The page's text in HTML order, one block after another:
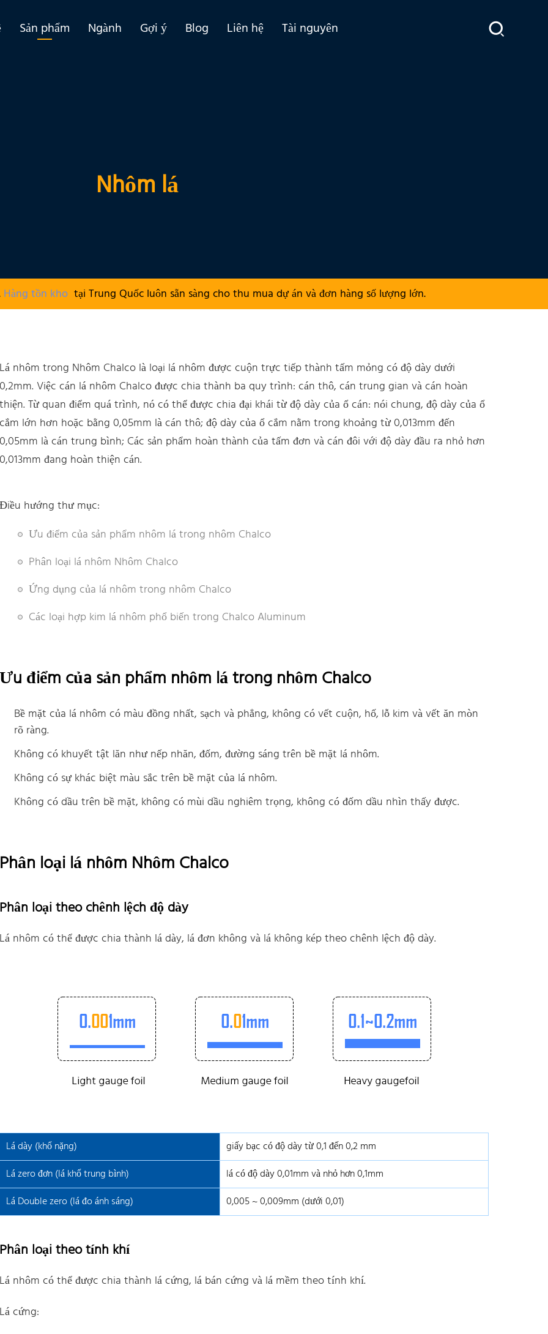
Sản phẩm Ngành Gợi ý Blog Liên hệ Tài nguyên
Nhôm lá
Hàng tồn kho tại Trung Quốc luôn sẵn sàng cho thu mua dự án và đơn hàng số lượng lớn.
Lá nhôm trong Nhôm Chalco là loại lá nhôm được cuộn trực tiếp thành tấm mỏng có độ dày dưới
0,2mm. Việc cán lá nhôm Chalco được chia thành ba quy trình: cán thô, cán trung gian và cán hoàn
thiện. Từ quan điểm quá trình, nó có thể được chia đại khái từ độ dày của ổ cán: nói chung, độ dày của ổ
cắm lớn hơn hoặc bằng 0,05mm là cán thô; độ dày của ổ cắm nằm trong khoảng từ 0,013mm đến
0,05mm là cán trung bình; Các sản phẩm hoàn thành của tấm đơn và cán đôi với độ dày đầu ra nhỏ hơn
0,013mm đang hoàn thiện cán.
Điều hướng thư mục:
Ưu điểm của sản phẩm nhôm lá trong nhôm Chalco
Phân loại lá nhôm Nhôm Chalco
Ứng dụng của lá nhôm trong nhôm Chalco
Các loại hợp kim lá nhôm phổ biến trong Chalco Aluminum
Ưu điểm của sản phẩm nhôm lá trong nhôm Chalco
Bề mặt của lá nhôm có màu đồng nhất, sạch và phẳng, không có vết cuộn, hố, lỗ kim và vết ăn mòn
rõ ràng.
Không có khuyết tật lăn như nếp nhăn, đốm, đường sáng trên bề mặt lá nhôm.
Không có sự khác biệt màu sắc trên bề mặt của lá nhôm.
Không có dầu trên bề mặt, không có mùi dầu nghiêm trọng, không có đốm dầu nhìn thấy được.
Phân loại lá nhôm Nhôm Chalco
Phân loại theo chênh lệch độ dày
Lá nhôm có thể được chia thành lá dày, lá đơn không và lá không kép theo chênh lệch độ dày.
Lá dày (khổ nặng)
giấy bạc có độ dày từ 0,1 đến 0,2 mm
Lá zero đơn (lá khổ trung bình)
lá có độ dày 0,01mm và nhỏ hơn 0,1mm
Lá Double zero (lá đo ánh sáng)
0,005 ~ 0,009mm (dưới 0,01)
Phân loại theo tính khí
Lá nhôm có thể được chia thành lá cứng, lá bán cứng và lá mềm theo tính khí.
Lá cứng: